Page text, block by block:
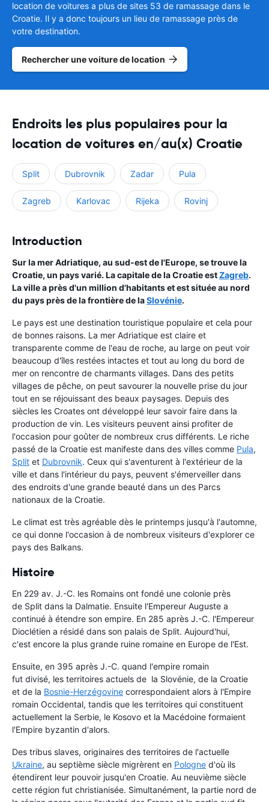
location de voitures a plus de sites 53 de ramassage dans le
Croatie. Il y a donc toujours un lieu de ramassage près de
votre destination.
Rechercher une voiture de location
Endroits les plus populaires pour la
location de voitures en/au(x) Croatie
Split Dubrovnik Zadar Pula
Zagreb Karlovac Rijeka Rovinj
Introduction
Sur la mer Adriatique, au sud-est de l'Europe, se trouve la
Croatie, un pays varié. La capitale de la Croatie estZagreb.
La ville a près d'un million d'habitants et est située au nord
du pays près de la frontière de laSlovénie.
Le pays est une destination touristique populaire et cela pour
de bonnes raisons. La mer Adriatique est claire et
transparente comme de l'eau de roche, au large on peut voir
beaucoup d'îles restées intactes et tout au long du bord de
mer on rencontre de charmants villages. Dans des petits
villages de pêche, on peut savourer la nouvelle prise du jour
tout en se réjouissant des beaux paysages. Depuis des
siècles les Croates ont développé leur savoir faire dans la
production de vin. Les visiteurs peuvent ainsi profiter de
l'occasion pour goûter de nombreux crus différents. Le riche
passé de la Croatie est manifeste dans des villes comme Pula,
Split et Dubrovnik. Ceux qui s'aventurent à l'extérieur de la
ville et dans l'intérieur du pays, peuvent s'émerveiller dans
des endroits d'une grande beauté dans un des Parcs
nationaux de la Croatie.
Le climat est très agréable dès le printemps jusqu'à l'automne,
ce qui donne l'occasion à de nombreux visiteurs d'explorer ce
pays des Balkans.
Histoire
En 229 av. J.-C. les Romains ont fondé une colonie près
de Split dans la Dalmatie. Ensuite l'Empereur Auguste a
continué à étendre son empire. En 285 après J.-C. l'Empereur
Dioclétien a résidé dans son palais de Split. Aujourd'hui,
c'est encore la plus grande ruine romaine en Europe de l'Est.
Ensuite, en 395 après J.-C. quand l'empire romain
fut divisé, les territoires actuels de la Slovénie, de la Croatie
et de la Bosnie-Herzégovine correspondaient alors à l'Empire
romain Occidental, tandis que les territoires qui constituent
actuellement la Serbie, le Kosovo et la Macédoine formaient
l'Empire byzantin d'alors.
Des tribus slaves, originaires des territoires de l'actuelle
Ukraine, au septième siècle migrèrent en Pologne d'où ils
étendirent leur pouvoir jusqu'en Croatie. Au neuvième siècle
cette région fut christianisée. Simultanément, la partie nord de